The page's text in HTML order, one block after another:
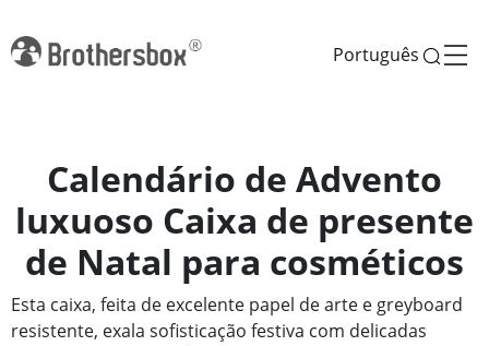
Português
Calendário de Advento
luxuoso Caixa de presente
de Natal para cosméticos
Esta caixa, feita de excelente papel de arte e greyboard
resistente, exala sofisticação festiva com delicadas